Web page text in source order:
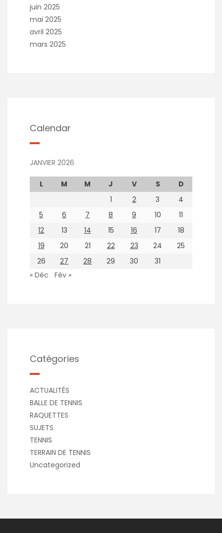
juin 2025
mai 2025
avril 2025
mars 2025
Calendar
JANVIER 2026
L M M J V S
D
1
2 3
4
5
6 7 8 9 10
11
12
13 14 15 16 17
18
19
20 21 22 23 24
25
26
27 28 29 30
31
« Déc
Fév »
Catégories
ACTUALITÉS
BALLE DE TENNIS
RAQUETTES
SUJETS
TENNIS
TERRAIN DE TENNIS
Uncategorized